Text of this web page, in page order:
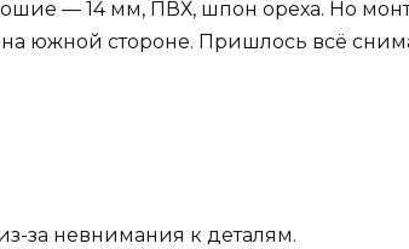
— 14 мм, ПВХ, шпон ореха. Но
южной стороне. Пришлось всё
за невнимания к деталям.